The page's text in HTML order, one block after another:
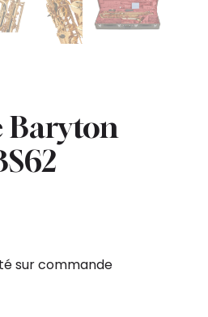
Baryton
sur commande